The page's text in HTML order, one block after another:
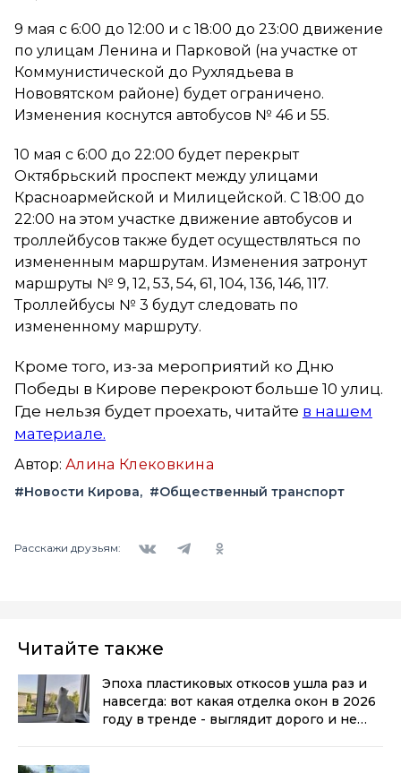
9 мая с 6:00 до 12:00 и с 18:00 до 23:00 движение
по улицам Ленина и Парковой (на участке от
Коммунистической до Рухлядьева в
Нововятском районе) будет ограничено.
Изменения коснутся автобусов № 46 и 55.
10 мая с 6:00 до 22:00 будет перекрыт
Октябрьский проспект между улицами
Красноармейской и Милицейской. С 18:00 до
22:00 на этом участке движение автобусов и
троллейбусов также будет осуществляться по
измененным маршрутам. Изменения затронут
маршруты № 9, 12, 53, 54, 61, 104, 136, 146, 117.
Троллейбусы № 3 будут следовать по
измененному маршруту.
Кроме того, из-за мероприятий ко Дню
Победы в Кирове перекроют больше 10 улиц.
Где нельзя будет проехать, читайте в нашем
материале.
Автор: Алина Клековкина
#Новости Кирова #Общественный транспорт
Расскажи друзьям:
Читайте также
Эпоха пластиковых откосов ушла раз и
навсегда: вот какая отделка окон в 2026
году в тренде - выглядит дорого и не